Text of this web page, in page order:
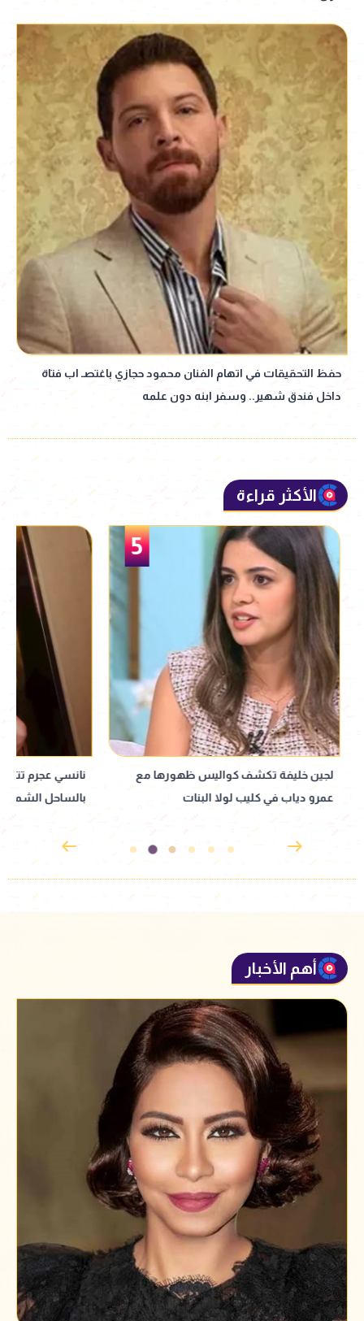
حفظ التحقيقات في اتهام الفنان محمود حجازي باغتصـ اب فتاة
داخل فندق شهير.. وسفر ابنه دون علمه
الأكثر قراءة
5
لجين خليفة تكشف كواليس ظهورها مع
عمرو دياب في كليب لولا البنات
نانسي عجرم
بالساحل الشمالي
أهم الأخبار